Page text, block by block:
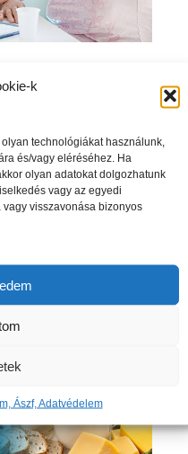
k
technológiákat használunk,
és/vagy eléréséhez. Ha
olyan adatokat dolgozhatunk
vagy az egyedi
visszavonása bizonyos
Ászf, Adatvédelem
oka is lehet
esetben ad
érdemes annyiban
a gerincoszlop
egyben